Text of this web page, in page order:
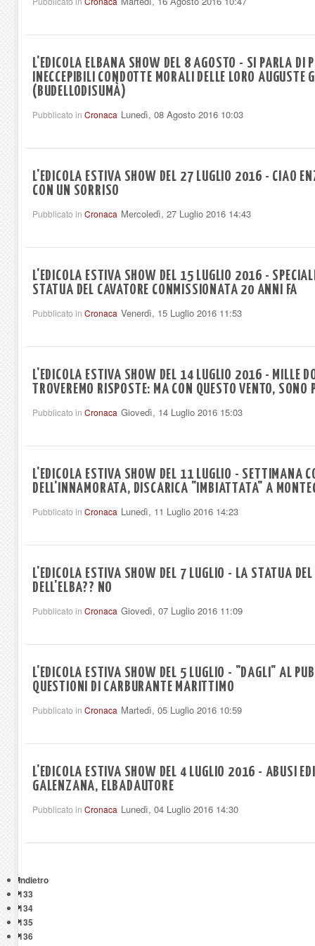
L'EDICOLA ELBANA SHOW DEL 8 AGOSTO - SI PARLA DI
INECCEPIBILI CONDOTTE MORALI DELLE LORO AUGUSTE
(BUDELLODISUMÀ)
Pubblicato in Cronaca Lunedì, 08 Agosto 2016 10:03
L'EDICOLA ESTIVA SHOW DEL 27 LUGLIO 2016 - CIAO
CON UN SORRISO
Pubblicato in Cronaca Mercoledì, 27 Luglio 2016 14:43
L'EDICOLA ESTIVA SHOW DEL 15 LUGLIO 2016 -
STATUA DEL CAVATORE CONMISSIONATA 20 ANNI FA
Pubblicato in Cronaca Venerdì, 15 Luglio 2016 11:53
L'EDICOLA ESTIVA SHOW DEL 14 LUGLIO 2016 - MILLE
TROVEREMO RISPOSTE: MA CON QUESTO VENTO,
Pubblicato in Cronaca Giovedì, 14 Luglio 2016 15:03
L'EDICOLA ESTIVA SHOW DEL 11 LUGLIO - SETTIMANA
DELL'INNAMORATA, DISCARICA "IMBIATTATA" A
Pubblicato in Cronaca Lunedì, 11 Luglio 2016 14:23
L'EDICOLA ESTIVA SHOW DEL 7 LUGLIO - LA STATUA
DELL'ELBA?? NO
Pubblicato in Cronaca Giovedì, 07 Luglio 2016 11:09
L'EDICOLA ESTIVA SHOW DEL 5 LUGLIO - "DAGLI" AL
QUESTIONI DI CARBURANTE MARITTIMO
Pubblicato in Cronaca Martedì, 05 Luglio 2016 10:59
L'EDICOLA ESTIVA SHOW DEL 4 LUGLIO 2016 - ABUSI
GALENZANA, ELBADAUTORE
Pubblicato in Cronaca Lunedì, 04 Luglio 2016 14:30
Indietro
133
134
135
136